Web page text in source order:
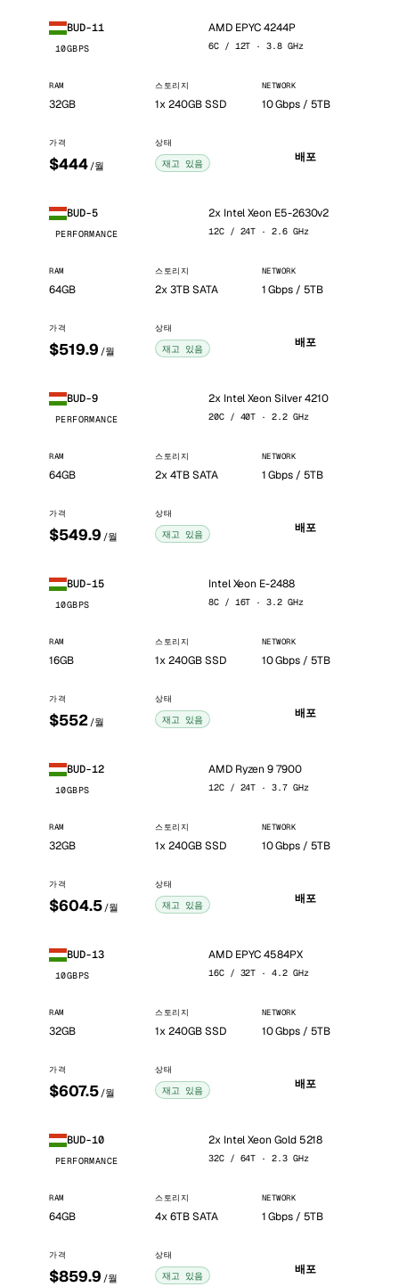
BUD-11
10GBPS
AMD EPYC 4244P
6C / 12T · 3.8 GHz
RAM
32GB
스토리지
1x 240GB SSD
NETWORK
10 Gbps / 5TB
가격
$444 /월
상태
재고 있음 배포
BUD-5
PERFORMANCE
2x Intel Xeon E5-2630v2
12C / 24T · 2.6 GHz
RAM
64GB
스토리지
2x 3TB SATA
NETWORK
1 Gbps / 5TB
가격
$519.9 /월
상태
재고 있음 배포
BUD-9
PERFORMANCE
2x Intel Xeon Silver 4210
20C / 40T · 2.2 GHz
RAM
64GB
스토리지
2x 4TB SATA
NETWORK
1 Gbps / 5TB
가격
$549.9 /월
상태
재고 있음 배포
BUD-15
10GBPS
Intel Xeon E-2488
8C / 16T · 3.2 GHz
RAM
16GB
스토리지
1x 240GB SSD
NETWORK
10 Gbps / 5TB
가격
$552 /월
상태
재고 있음 배포
BUD-12
10GBPS
AMD Ryzen 9 7900
12C / 24T · 3.7 GHz
RAM
32GB
스토리지
1x 240GB SSD
NETWORK
10 Gbps / 5TB
가격
$604.5 /월
상태
재고 있음 배포
BUD-13
10GBPS
AMD EPYC 4584PX
16C / 32T · 4.2 GHz
RAM
32GB
스토리지
1x 240GB SSD
NETWORK
10 Gbps / 5TB
가격
$607.5 /월
상태
재고 있음 배포
BUD-10
PERFORMANCE
2x Intel Xeon Gold 5218
32C / 64T · 2.3 GHz
RAM
64GB
스토리지
4x 6TB SATA
NETWORK
1 Gbps / 5TB
가격
$859.9 /월
상태
재고 있음 배포